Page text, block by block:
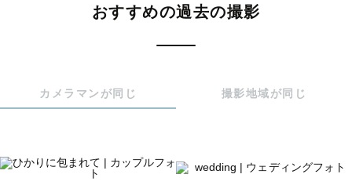
撮影への思いや撮影イメージ、当日の流れなどのやり取り
をさせて頂きます。
おすすめの過去の撮影
カメラマンが同じ 撮影地域が同じ